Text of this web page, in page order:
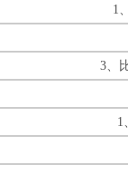
1
3、
1